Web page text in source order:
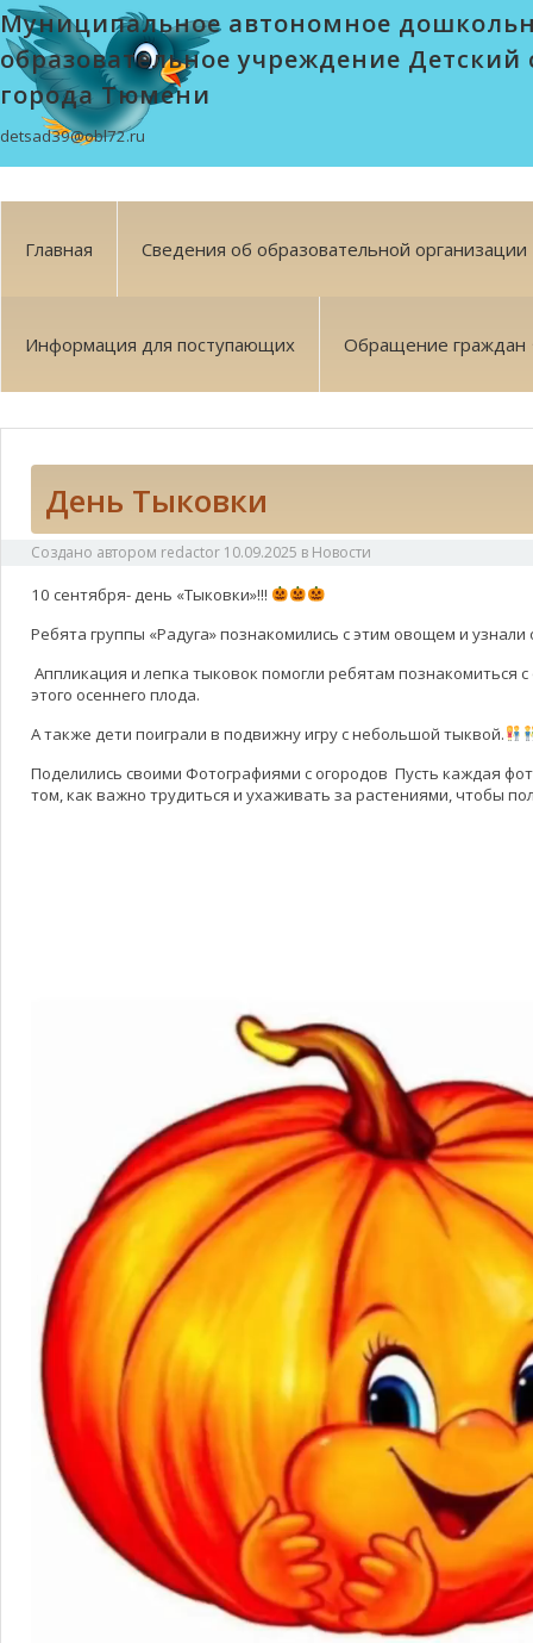
Муниципальное автономное
образовательное учреждение Детский
города Тюмени
detsad39@obl72.ru
Главная Сведения об образовательной организации
Информация для поступающих Обращение граждан
День Тыковки
Создано автором redactor 10.09.2025 в Новости
10 сентября- день «Тыковки»!!!
Ребята группы «Радуга» познакомились с этим овощем и узнали
Аппликация и лепка тыковок помогли ребятам познакомиться
этого осеннего плода.
А также дети поиграли в подвижну игру с небольшой тыквой.
Поделились своими Фотографиями с огородов Пусть каждая
том, как важно трудиться и ухаживать за растениями, чтобы